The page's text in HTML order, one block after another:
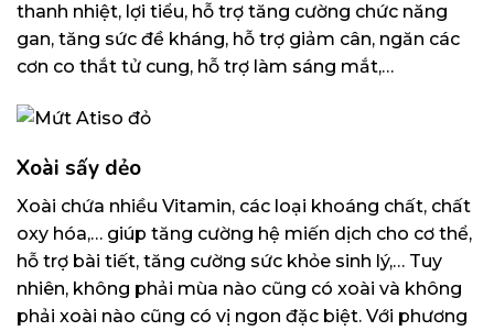
thanh nhiệt, lợi tiểu, hỗ trợ tăng cường chức năng
gan, tăng sức đề kháng, hỗ trợ giảm cân, ngăn các
cơn co thắt tử cung, hỗ trợ làm sáng mắt,…
Xoài sấy dẻo
Xoài chứa nhiều Vitamin, các loại khoáng chất, chất
oxy hóa,… giúp tăng cường hệ miến dịch cho cơ thể,
hỗ trợ bài tiết, tăng cường sức khỏe sinh lý,… Tuy
nhiên, không phải mùa nào cũng có xoài và không
phải xoài nào cũng có vị ngon đặc biệt. Với phương